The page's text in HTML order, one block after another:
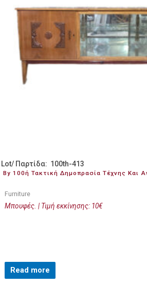
Lot/ Παρτίδα: 100th-413
By 100ή Τακτική Δημοπρασία Τέχνης Και
Furniture
Μπουφές. | Τιμή εκκίνησης: 10€
Read more